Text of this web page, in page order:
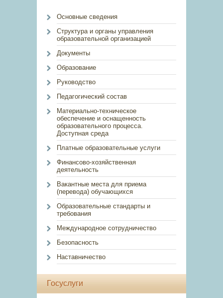
Основные сведения
Структура и органы управления
образовательной организацией
Документы
Образование
Руководство
Педагогический состав
Материально-техническое
обеспечение и оснащенность
образовательного процесса.
Доступная среда
Платные образовательные услуги
Финансово-хозяйственная
деятельность
Вакантные места для приема
(перевода) обучающихся
Образовательные стандарты и
требования
Международное сотрудничество
Безопасность
Наставничество
Госуслуги